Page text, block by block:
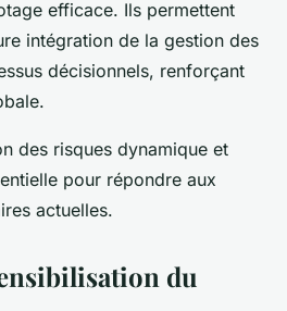
efficace. Ils permettent
intégration de la gestion des
décisionnels, renforçant
des risques dynamique et
pour répondre aux
actuelles.
du